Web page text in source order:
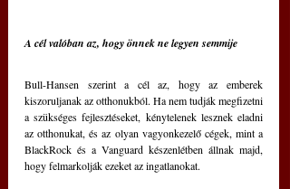
A cél valóban az, hogy önnek ne legyen semmije
Bull-Hansen szerint a cél az, hogy az emberek
kiszoruljanak az otthonukból. Ha nem tudják megfizetni
a szükséges fejlesztéseket, kénytelenek lesznek eladni
az otthonukat, és az olyan vagyonkezelő cégek, mint a
BlackRock és a Vanguard készenlétben állnak majd,
hogy felmarkolják ezeket az ingatlanokat.